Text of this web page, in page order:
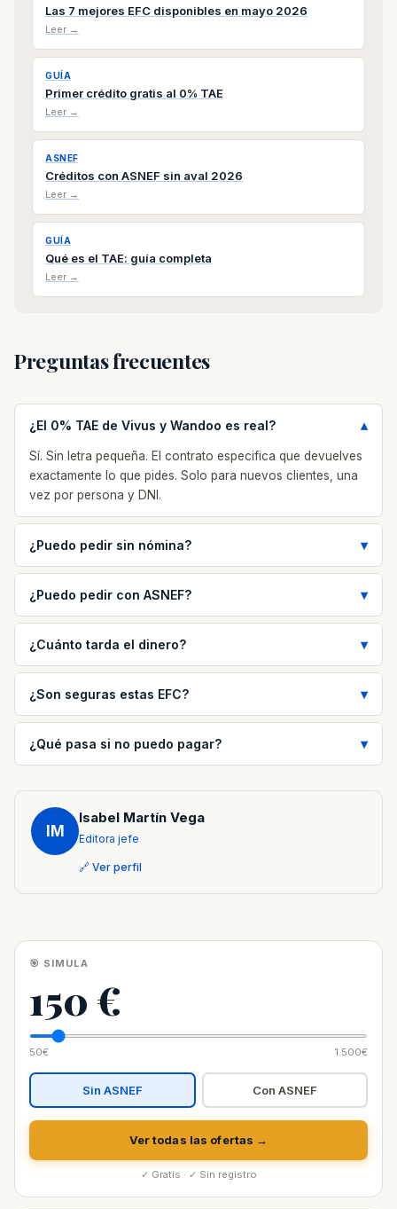
Las 7 mejores EFC disponibles en mayo 2026
Leer →
GUÍA
Primer crédito gratis al 0% TAE
Leer →
ASNEF
Créditos con ASNEF sin aval 2026
Leer →
GUÍA
Qué es el TAE: guía completa
Leer →
Preguntas frecuentes
¿El 0% TAE de Vivus y Wandoo es real?
Sí. Sin letra pequeña. El contrato especifica que devuelves
exactamente lo que pides. Solo para nuevos clientes, una
vez por persona y DNI.
¿Puedo pedir sin nómina?
¿Puedo pedir con ASNEF?
¿Cuánto tarda el dinero?
¿Son seguras estas EFC?
¿Qué pasa si no puedo pagar?
IM
Isabel Martín Vega
Editora jefe
🔗 Ver perfil
🎯 SIMULA
150 €
50€ 1.500€
Sin ASNEF Con ASNEF
Ver todas las ofertas →
✓ Gratis · ✓ Sin registro